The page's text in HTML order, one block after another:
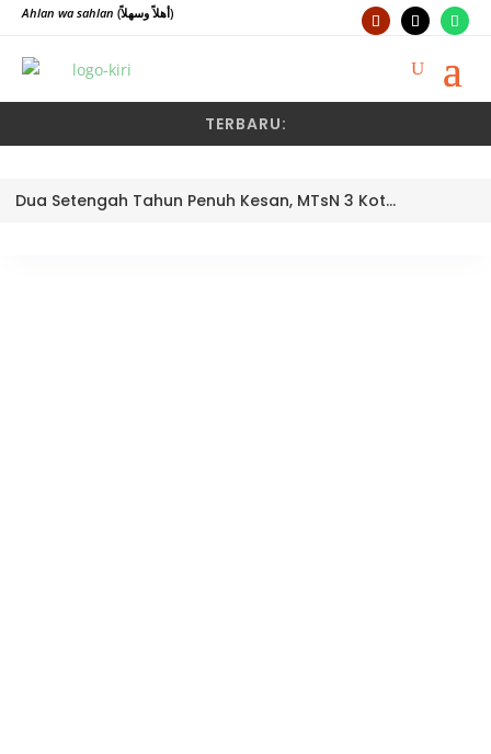
Ahlan wa sahlan (أهلاً وسهلاً)
TERBARU:
Dua Setengah Tahun Penuh Kesan, MTsN 3 Kota Padang Lepas Pengawas Pembina Dra. Nayusminar Nasrun